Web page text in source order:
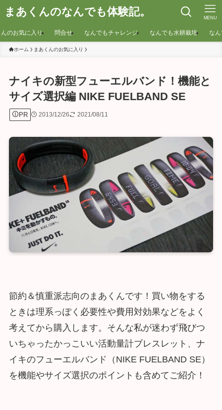
まあくんのなんでも体験記。 MENU
のお気に入り 問合せ なんでもチャレンジ なんでも水耕栽培 な
ホーム まあくんのお気に入り
ナイキの新型フューエルバンド！機能と
サイズ選択編 NIKE FUELBAND SE
PR 2013/12/26 2021/08/11
節約＆慎重派志向のまあくんです！買い物をする
ときは理系っぽく必要性や費用対効果などをよく
考えてから購入します。そんな私が迷わず飛びつ
いちゃったかっこいい活動量計ブレスレット、ナ
イキのフューエルバンド（NIKE FUELBAND SE）
を機能やサイズ選択のポイントも含めてご紹介！